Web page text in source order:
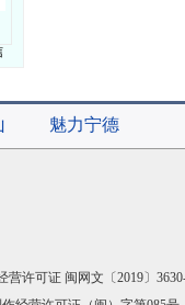
魅力宁德
许可证 闽网文〔2019〕